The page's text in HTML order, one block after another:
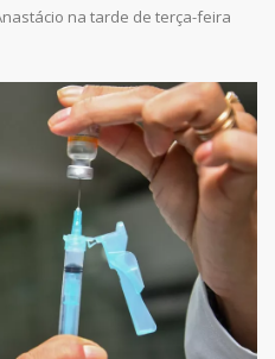
na tarde de terça-feira